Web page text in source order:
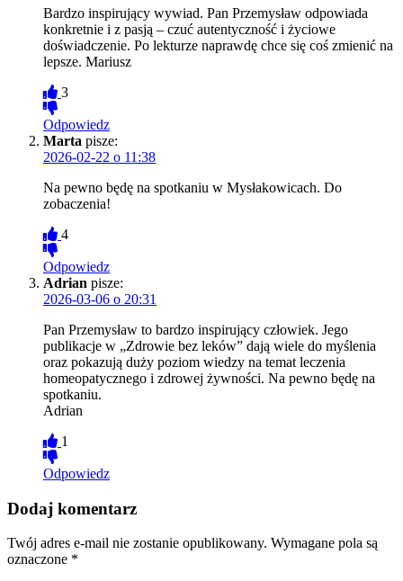
Bardzo inspirujący wywiad. Pan Przemysław odpowiada
konkretnie i z pasją – czuć autentyczność i życiowe
doświadczenie. Po lekturze naprawdę chce się coś zmienić na
lepsze. Mariusz
3
Odpowiedz
Marta pisze:
2026-02-22 o 11:38
Na pewno będę na spotkaniu w Mysłakowicach. Do
zobaczenia!
4
Odpowiedz
Adrian pisze:
2026-03-06 o 20:31
Pan Przemysław to bardzo inspirujący człowiek. Jego
publikacje w „Zdrowie bez leków” dają wiele do myślenia
oraz pokazują duży poziom wiedzy na temat leczenia
homeopatycznego i zdrowej żywności. Na pewno będę na
spotkaniu.
Adrian
1
Odpowiedz
Dodaj komentarz
Twój adres e-mail nie zostanie opublikowany. Wymagane pola są
oznaczone *